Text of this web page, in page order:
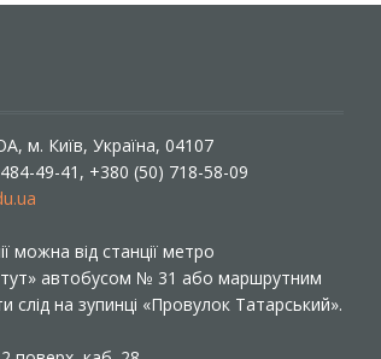
м. Київ, Україна, 04107
49-41, +380 (50) 718-58-09
можна від станції метро
автобусом № 31 або маршрутним
слід на зупинці «Провулок Татарський».